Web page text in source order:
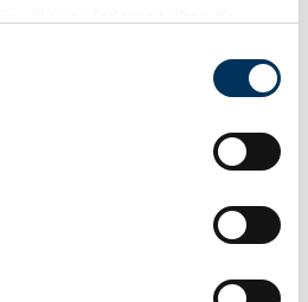
widerrufen
Ihre geografische Lage
(Fingerprinting) identifizieren